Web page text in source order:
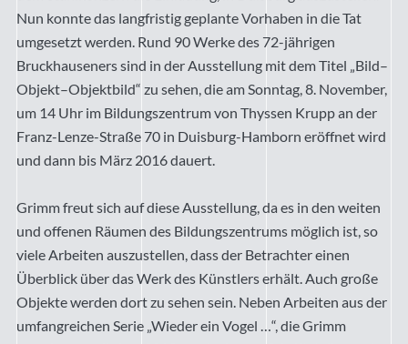
Nun konnte das langfristig geplante Vorhaben in die Tat
umgesetzt werden. Rund 90 Werke des 72-jährigen
Bruckhauseners sind in der Ausstellung mit dem Titel „Bild–
Objekt–Objektbild“ zu sehen, die am Sonntag, 8. November,
um 14 Uhr im Bildungszentrum von Thyssen Krupp an der
Franz-Lenze-Straße 70 in Duisburg-Hamborn eröffnet wird
und dann bis März 2016 dauert.
Grimm freut sich auf diese Ausstellung, da es in den weiten
und offenen Räumen des Bildungszentrums möglich ist, so
viele Arbeiten auszustellen, dass der Betrachter einen
Überblick über das Werk des Künstlers erhält. Auch große
Objekte werden dort zu sehen sein. Neben Arbeiten aus der
umfangreichen Serie „Wieder ein Vogel …“, die Grimm